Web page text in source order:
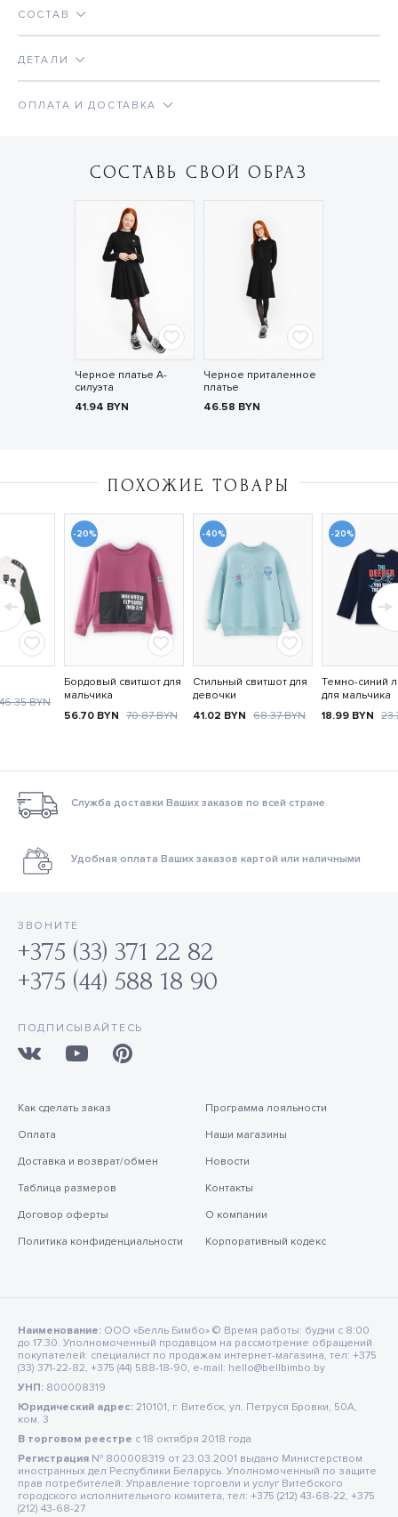
СОСТАВ
ДЕТАЛИ
ОПЛАТА И ДОСТАВКА
СОСТАВЬ СВОЙ ОБРАЗ
Черное платье А-
силуэта
41.94 BYN
Черное приталенное
платье
46.58 BYN
ПОХОЖИЕ ТОВАРЫ
46.35BYN
-20%
Бордовый свитшот для
мальчика
56.70 BYN 70.87BYN
-40%
Стильный свитшот для
девочки
41.02 BYN 68.37BYN
-20%
Темно-синий
для мальчика
18.99 BYN
Служба доставки Ваших заказов по всей стране
Удобная оплата Ваших заказов картой или наличными
ЗВОНИТЕ
+375 (33) 371 22 82
+375 (44) 588 18 90
ПОДПИСЫВАЙТЕСЬ
Как сделать заказ
Оплата
Доставка и возврат/обмен
Таблица размеров
Договор оферты
Политика конфиденциальности
Программа лояльности
Наши магазины
Новости
Контакты
О компании
Корпоративный кодекс
Наименование: ООО «Белль Бимбо» © Время работы: будни с 8:00
до 17:30. Уполномоченный продавцом на рассмотрение обращений
покупателей: специалист по продажам интернет-магазина, тел: +375
(33) 371-22-82, +375 (44) 588-18-90, e-mail: hello@bellbimbo.by
УНП: 800008319
Юридический адрес: 210101, г. Витебск, ул. Петруся Бровки, 50А,
ком. 3
В торговом реестре c 18 октября 2018 года
Регистрация № 800008319 от 23.03.2001 выдано Министерством
иностранных дел Республики Беларусь. Уполномоченный по защите
прав потребителей: Управление торговли и услуг Витебского
городского исполнительного комитета, тел: +375 (212) 43-68-22, +375
(212) 43-68-27